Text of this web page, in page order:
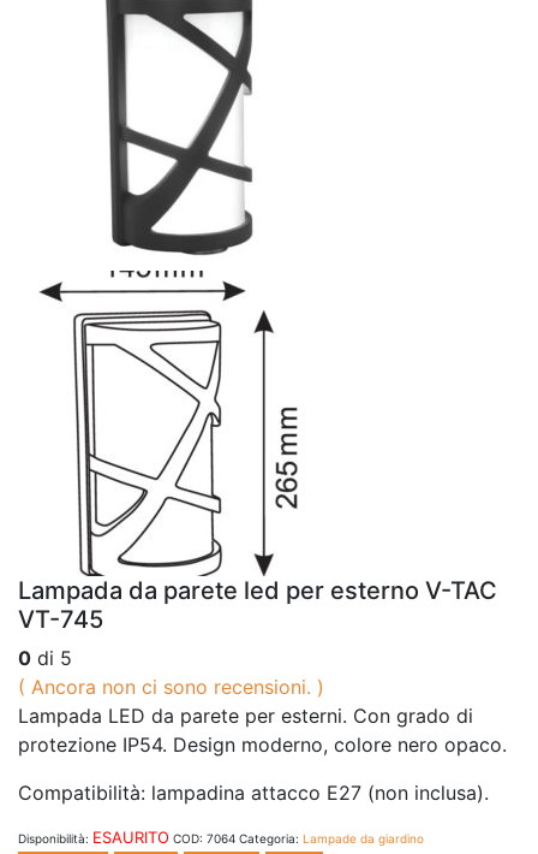
Lampada da parete led per esterno V-TAC
VT-745
0 di 5
( Ancora non ci sono recensioni. )
Lampada LED da parete per esterni. Con grado di
protezione IP54. Design moderno, colore nero opaco.
Compatibilità: lampadina attacco E27 (non inclusa).
Disponibilità: ESAURITO COD: 7064 Categoria: Lampade da giardino